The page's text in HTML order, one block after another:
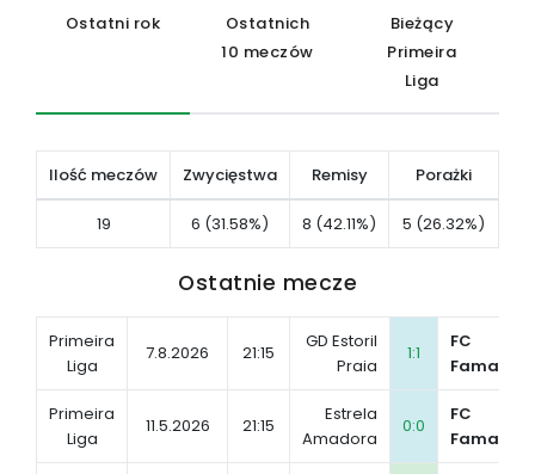
Ostatni rok
Ostatnich
10 meczów
Bieżący
Primeira
Liga
Ilość meczów Zwycięstwa Remisy Porażki
19 6 (31.58%) 8 (42.11%) 5 (26.32%)
Ostatnie mecze
Primeira
Liga
7.8.2026 21:15
GD Estoril
Praia
1:1
FC
Primeira
Liga
11.5.2026 21:15
Estrela
Amadora
0:0
FC